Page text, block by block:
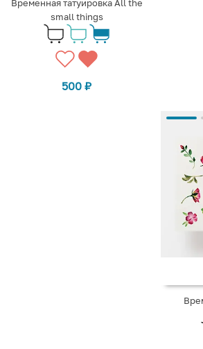
Временная татуировка All the
small things
500 ₽